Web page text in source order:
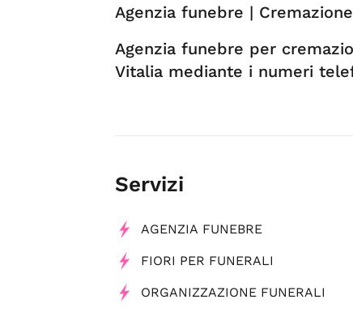
Agenzia funebre |
Agenzia funebre per
Vitalia mediante i numeri
Servizi
AGENZIA FUNEBRE
FIORI PER FUNERALI
ORGANIZZAZIONE FUNERALI